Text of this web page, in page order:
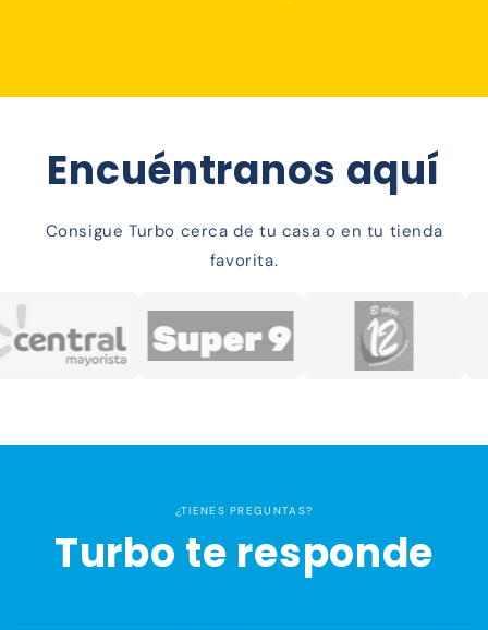
Encuéntranos aquí
Consigue Turbo cerca de tu casa o en tu tienda
favorita.
¿TIENES PREGUNTAS?
Turbo te responde